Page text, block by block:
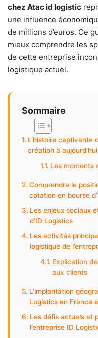
chez Atac id logistic
une influence
de millions d’euros. Ce
mieux comprendre les
de cette entreprise
logistique actuel.
Sommaire
L’histoire captivante
création à aujourd’hui
Les moments
Comprendre le
cotation en bourse
Les enjeux sociaux
d’ID Logistics
Les activités
logistique de
Explication
aux clients
L’implantation
Logistics en France
Les défis actuels et
l’entreprise ID